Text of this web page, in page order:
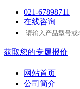
021-67898711
在线咨询
获取您的专属报价
网站首页
公司简介